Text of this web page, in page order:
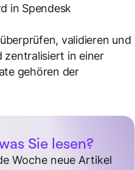
in Spendesk
validieren und
zentralisiert in einer
gehören der
Sie lesen?
Woche neue Artikel